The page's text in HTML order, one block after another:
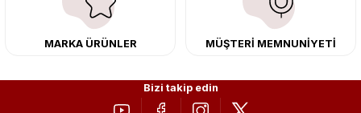
MARKA ÜRÜNLER MÜŞTERİ MEMNUNİYETİ
Bizi takip edin